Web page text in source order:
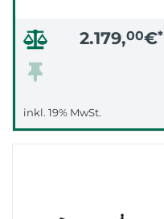
2.179,00€*
inkl. 19% MwSt.